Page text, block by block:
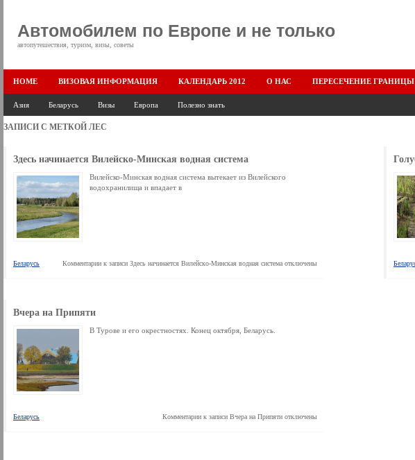
Автомобилем по Европе и не только
автопутешествия, туризм, визы, советы
HOME ВИЗОВАЯ ИНФОРМАЦИЯ КАЛЕНДАРЬ 2012 О НАС ПЕРЕСЕЧЕНИЕ ГРАНИЦЫ
Азия Беларусь Визы Европа Полезно знать
ЗАПИСИ С МЕТКОЙ ЛЕС
Здесь начинается Вилейско-Минская водная система
Вилейско-Минская водная система вытекает из Вилейского
водохранилища и впадает в
Беларусь Комментарии к записи Здесь начинается Вилейско-Минская водная система отключены
Вчера на Припяти
В Турове и его окрестностях. Конец октября, Беларусь.
Беларусь Комментарии к записи Вчера на Припяти отключены